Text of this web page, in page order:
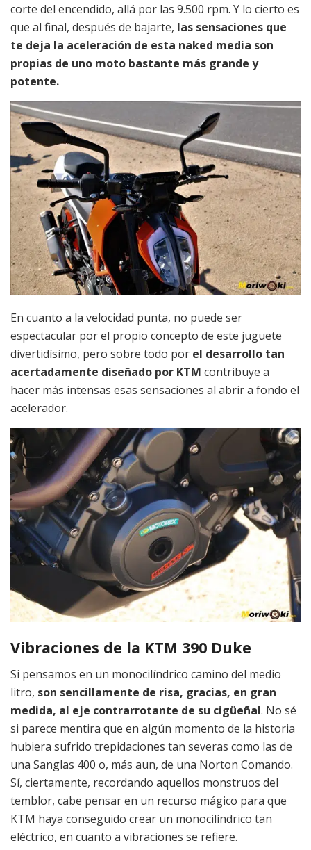
corte del encendido, allá por las 9.500 rpm. Y lo cierto es
que al final, después de bajarte, las sensaciones que
te deja la aceleración de esta naked media son
propias de uno moto bastante más grande y
potente.
En cuanto a la velocidad punta, no puede ser
espectacular por el propio concepto de este juguete
divertidísimo, pero sobre todo por el desarrollo tan
acertadamente diseñado por KTM contribuye a
hacer más intensas esas sensaciones al abrir a fondo el
acelerador.
Vibraciones de la KTM 390 Duke
Si pensamos en un monocilíndrico camino del medio
litro, son sencillamente de risa, gracias, en gran
medida, al eje contrarrotante de su cigüeñal. No sé
si parece mentira que en algún momento de la historia
hubiera sufrido trepidaciones tan severas como las de
una Sanglas 400 o, más aun, de una Norton Comando.
Sí, ciertamente, recordando aquellos monstruos del
temblor, cabe pensar en un recurso mágico para que
KTM haya conseguido crear un monocilíndrico tan
eléctrico, en cuanto a vibraciones se refiere.